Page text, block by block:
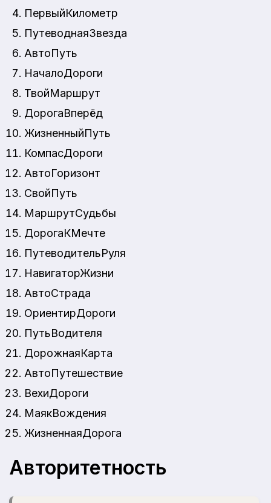
ПервыйКилометр
ПутеводнаяЗвезда
АвтоПуть
НачалоДороги
ТвойМаршрут
ДорогаВперёд
ЖизненныйПуть
КомпасДороги
АвтоГоризонт
СвойПуть
МаршрутСудьбы
ДорогаКМечте
ПутеводительРуля
НавигаторЖизни
АвтоСтрада
ОриентирДороги
ПутьВодителя
ДорожнаяКарта
АвтоПутешествие
ВехиДороги
МаякВождения
ЖизненнаяДорога
Авторитетность